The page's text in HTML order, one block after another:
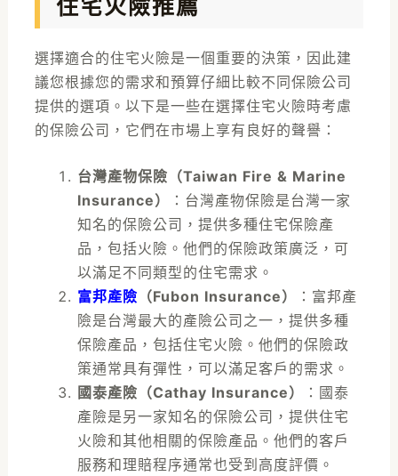
住宅火險推薦
選擇適合的住宅火險是一個重要的決策，因此建
議您根據您的需求和預算仔細比較不同保險公司
提供的選項。以下是一些在選擇住宅火險時考慮
的保險公司，它們在市場上享有良好的聲譽：
台灣產物保險（Taiwan Fire & Marine
Insurance）
：台灣產物保險是台灣一家
知名的保險公司，提供多種住宅保險產
品，包括火險。他們的保險政策廣泛，可
以滿足不同類型的住宅需求。
富邦產險 （Fubon Insurance）
：富邦產
險是台灣最大的產險公司之一，提供多種
保險產品，包括住宅火險。他們的保險政
策通常具有彈性，可以滿足客戶的需求。
國泰產險（Cathay Insurance）
：國泰
產險是另一家知名的保險公司，提供住宅
火險和其他相關的保險產品。他們的客戶
服務和理賠程序通常也受到高度評價。